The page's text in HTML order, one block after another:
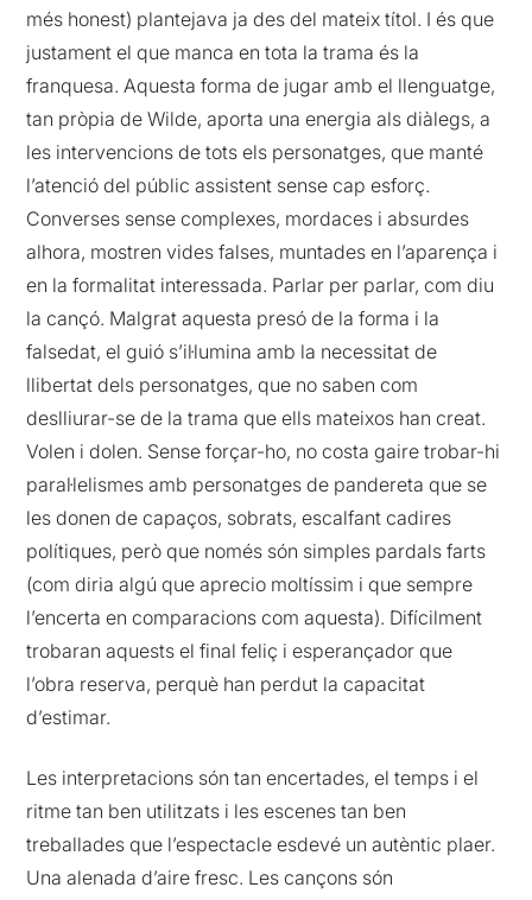
més honest) plantejava ja des del mateix títol. I és que
justament el que manca en tota la trama és la
franquesa. Aquesta forma de jugar amb el llenguatge,
tan pròpia de Wilde, aporta una energia als diàlegs, a
les intervencions de tots els personatges, que manté
l’atenció del públic assistent sense cap esforç.
Converses sense complexes, mordaces i absurdes
alhora, mostren vides falses, muntades en l’aparença i
en la formalitat interessada. Parlar per parlar, com diu
la cançó. Malgrat aquesta presó de la forma i la
falsedat, el guió s’il·lumina amb la necessitat de
llibertat dels personatges, que no saben com
deslliurar-se de la trama que ells mateixos han creat.
Volen i dolen. Sense forçar-ho, no costa gaire trobar-hi
paral·lelismes amb personatges de pandereta que se
les donen de capaços, sobrats, escalfant cadires
polítiques, però que només són simples pardals farts
(com diria algú que aprecio moltíssim i que sempre
l’encerta en comparacions com aquesta). Difícilment
trobaran aquests el final feliç i esperançador que
l’obra reserva, perquè han perdut la capacitat
d’estimar.
Les interpretacions són tan encertades, el temps i el
ritme tan ben utilitzats i les escenes tan ben
treballades que l’espectacle esdevé un autèntic plaer.
Una alenada d’aire fresc. Les cançons són